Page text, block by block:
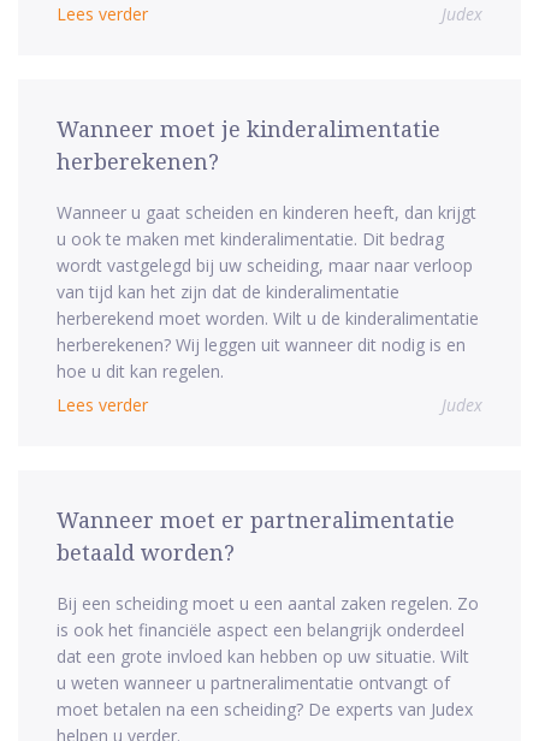
Lees verder
Judex
Wanneer moet je kinderalimentatie
herberekenen?
Wanneer u gaat scheiden en kinderen heeft, dan krijgt
u ook te maken met kinderalimentatie. Dit bedrag
wordt vastgelegd bij uw scheiding, maar naar verloop
van tijd kan het zijn dat de kinderalimentatie
herberekend moet worden. Wilt u de kinderalimentatie
herberekenen? Wij leggen uit wanneer dit nodig is en
hoe u dit kan regelen.
Lees verder
Judex
Wanneer moet er partneralimentatie
betaald worden?
Bij een scheiding moet u een aantal zaken regelen. Zo
is ook het financiële aspect een belangrijk onderdeel
dat een grote invloed kan hebben op uw situatie. Wilt
u weten wanneer u partneralimentatie ontvangt of
moet betalen na een scheiding? De experts van Judex
helpen u verder.